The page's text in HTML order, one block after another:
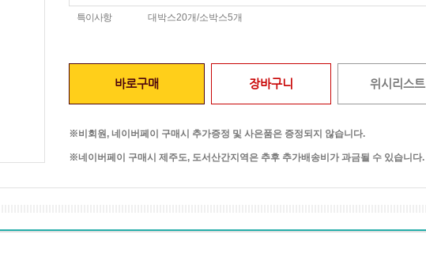
특이사항 대박스20개/소박스5개
바로구매 장바구니 위시리스트
※비회원, 네이버페이 구매시 추가증정 및 사은품은 증정되지 않습니다.
※네이버페이 구매시 제주도, 도서산간지역은 추후 추가배송비가 과금될 수 있습니다.